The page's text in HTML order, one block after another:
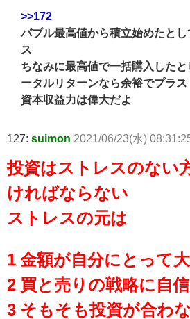
>>172
バブル最高値から積立始めたと
ス
ちなみに最高値で一括購入した
ータルリターンなら余裕でプラス
資本収益力は偉大だよ
127: suimon 2021/06/23(水)
投資はストレスのない
ければならない
ストレスの元は
1 金額が自分にとって
2 買と売りの戦略に自
3 そもそも投資が合わ